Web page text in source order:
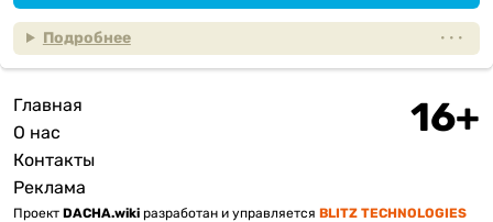
Подробнее
Подвал
Главная
О нас
Контакты
Реклама
Проект DACHA.wiki разработан и управляется BLITZ TECHNOLOGIES